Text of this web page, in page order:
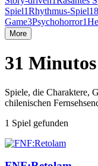
Spiel1Rhythmus-Spiel18
Game3Psychohorror1
More
31 Minutos
Spiele, die Charaktere,
chilenischen
1 Spiel gefunden